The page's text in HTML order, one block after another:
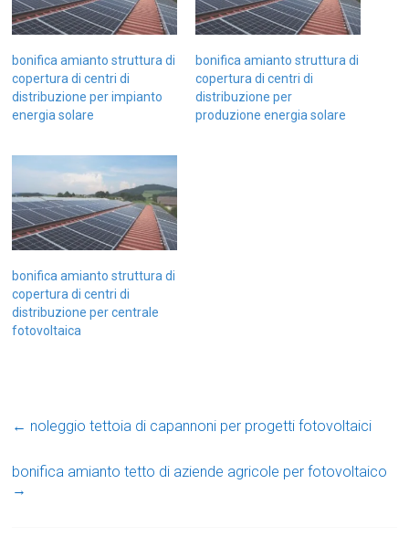
bonifica amianto struttura di
copertura di centri di
distribuzione per impianto
energia solare
bonifica amianto struttura di
copertura di centri di
distribuzione per
produzione energia solare
bonifica amianto struttura di
copertura di centri di
distribuzione per centrale
fotovoltaica
← noleggio tettoia di capannoni per progetti fotovoltaici
bonifica amianto tetto di aziende agricole per fotovoltaico
→